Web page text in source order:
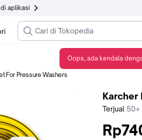
aplikasi
For Pressure Washers
Karcher
Terjual 50+
Oops, ada kendala